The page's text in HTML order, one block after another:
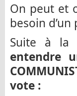
On peut et
besoin
Suite à la
entendre
vote :